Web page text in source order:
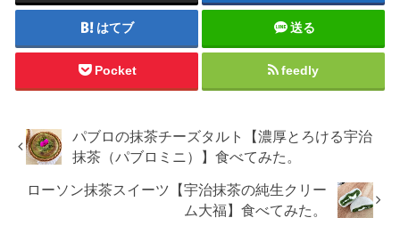
はてブ 送る
Pocket feedly
パブロの抹茶チーズタルト【濃厚とろける宇治
抹茶（パブロミニ）】食べてみた。
ローソン抹茶スイーツ【宇治抹茶の純生クリー
ム大福】食べてみた。